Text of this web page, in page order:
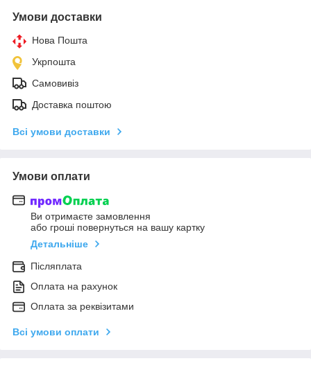
Умови доставки
Нова Пошта
Укрпошта
Самовивіз
Доставка поштою
Всі умови доставки
Умови оплати
Ви отримаєте замовлення
або гроші повернуться на вашу картку
Детальніше
Післяплата
Оплата на рахунок
Оплата за реквізитами
Всі умови оплати